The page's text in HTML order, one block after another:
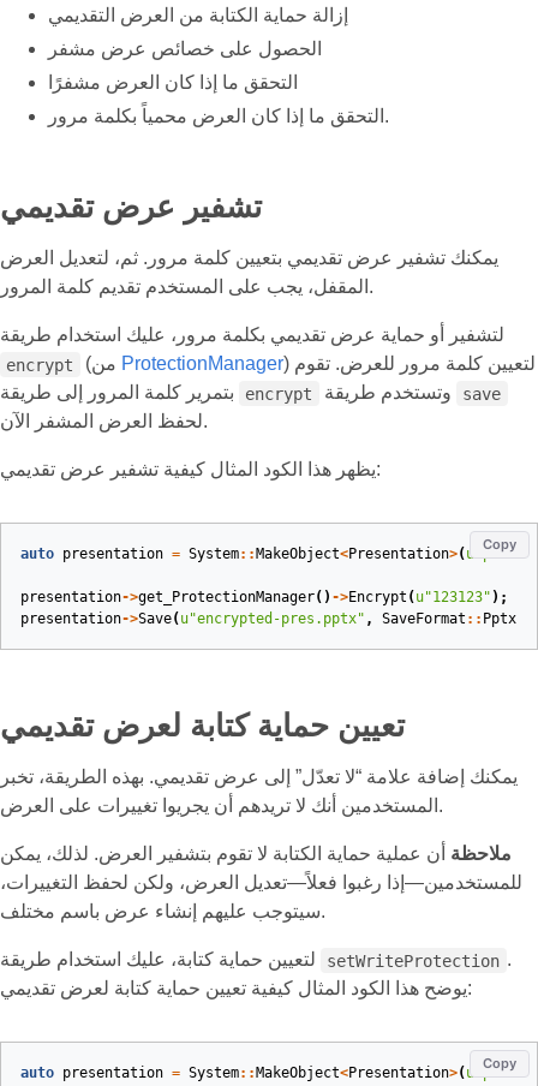
إزالة حماية الكتابة من العرض التقديمي
الحصول على خصائص عرض مشفر
التحقق ما إذا كان العرض مشفرًا
التحقق ما إذا كان العرض محمياً بكلمة مرور.
تشفير عرض تقديمي
يمكنك تشفير عرض تقديمي بتعيين كلمة مرور. ثم، لتعديل العرض
المقفل، يجب على المستخدم تقديم كلمة المرور.
لتشفير أو حماية عرض تقديمي بكلمة مرور، عليك استخدام طريقة
encrypt ProtectionManager) لتعيين كلمة مرور للعرض. تقوم
encrypt save
لحفظ العرض المشفر الآن.
يظهر هذا الكود المثال كيفية تشفير عرض تقديمي:
Copy
auto presentation = System:: MakeObject<Presentation>( u
presentation->get_ProtectionManager() ->Encrypt ( u"123123" );
presentation->Save( u"encrypted-pres.pptx" , SaveFormat :: Pptx
تعيين حماية كتابة لعرض تقديمي
يمكنك إضافة علامة “لا تعدّل” إلى عرض تقديمي. بهذه الطريقة، تخبر
المستخدمين أنك لا تريدهم أن يجريوا تغييرات على العرض.
ملاحظة أن عملية حماية الكتابة لا تقوم بتشفير العرض. لذلك، يمكن
للمستخدمين—إذا رغبوا فعلاً—تعديل العرض، ولكن لحفظ التغييرات،
سيتوجب عليهم إنشاء عرض باسم مختلف.
setWriteProtection .
يوضح هذا الكود المثال كيفية تعيين حماية كتابة لعرض تقديمي:
Copy
auto presentation = System:: MakeObject<Presentation>( u